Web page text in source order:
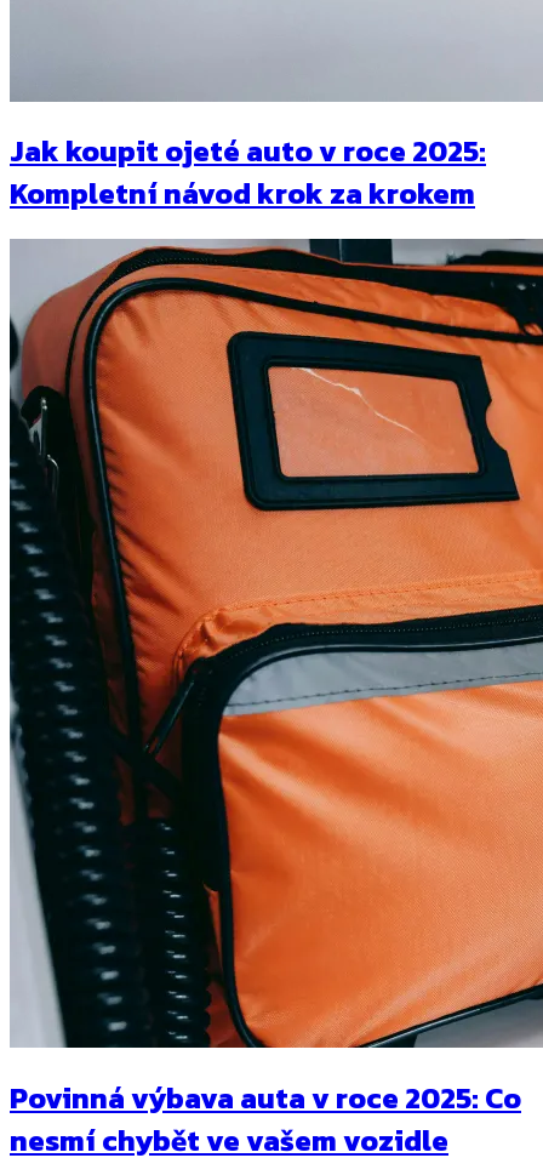
Jak koupit ojeté auto v roce 2025:
Kompletní návod krok za krokem
Povinná výbava auta v roce 2025: Co
nesmí chybět ve vašem vozidle